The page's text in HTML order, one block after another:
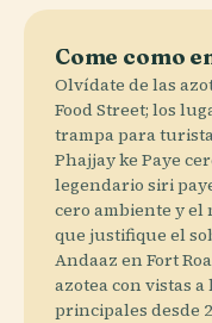
Come como
Olvídate de las
Food Street; los
trampa para
Phajjay ke Paye
legendario siri
cero ambiente y el
que justifique el
Andaaz en Fort
azotea con vistas
principales desde